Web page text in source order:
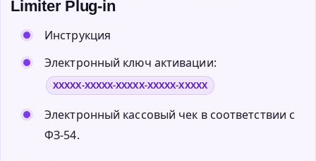
Limiter Plug-in
Инструкция
Электронный ключ активации:
XXXXX-XXXXX-XXXXX-XXXXX-XXXXX
Электронный кассовый чек в соответствии с
ФЗ-54.